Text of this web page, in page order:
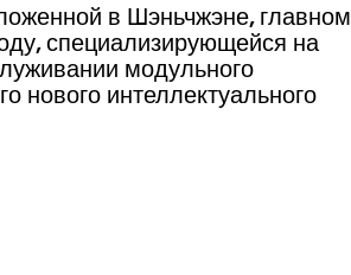
в Шэньчжэне, главном
специализирующейся на
модульного
нового интеллектуального